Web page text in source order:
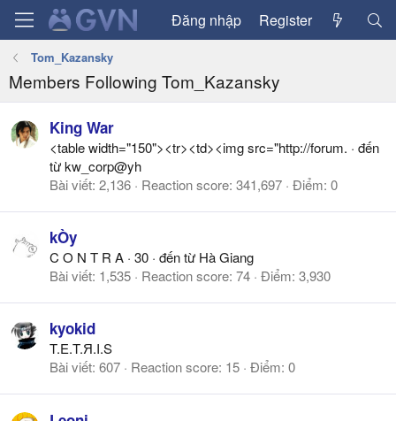
Đăng nhập Register
Tom_Kazansky
Members Following Tom_Kazansky
King War
<table width="150"><tr><td><img src="http://forum. · đến
từkw_corp@yh
Bài viết 2,136 Reaction score 341,697 Điểm 0
kÒy
C O N T R A · 30 · đến từ Hà Giang
Bài viết 1,535 Reaction score 74 Điểm 3,930
kyokid
T.E.T.Я.I.S
Bài viết 607 Reaction score 15 Điểm 0